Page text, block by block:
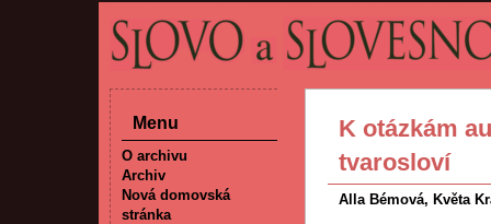
K otázkám
tvarosloví
Alla Bémová, Květa
Menu
O archivu
Archiv
Nová domovská
stránka